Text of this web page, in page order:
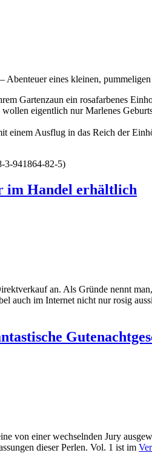
Abenteuer eines kleinen,
Gartenzaun ein rosafarbenes
eigentlich nur Marlenes
Ausflug in das Reich der
3-941864-82-5)
im Handel erhältlich
an. Als Gründe nennt
auch im Internet nicht nur rosig
von einer wechselnden Jury
dieser Perlen. Vol. 1 ist im